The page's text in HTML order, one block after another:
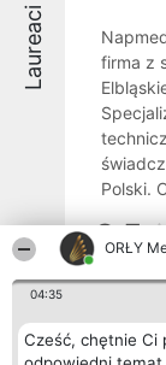
ORŁY
04:35
Cześć, chętnie Ci
Laureaci
firma z
Polski.
8.5
dr